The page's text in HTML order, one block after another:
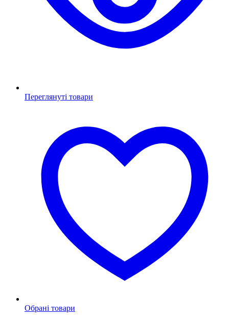
Переглянуті товари
Обрані товари